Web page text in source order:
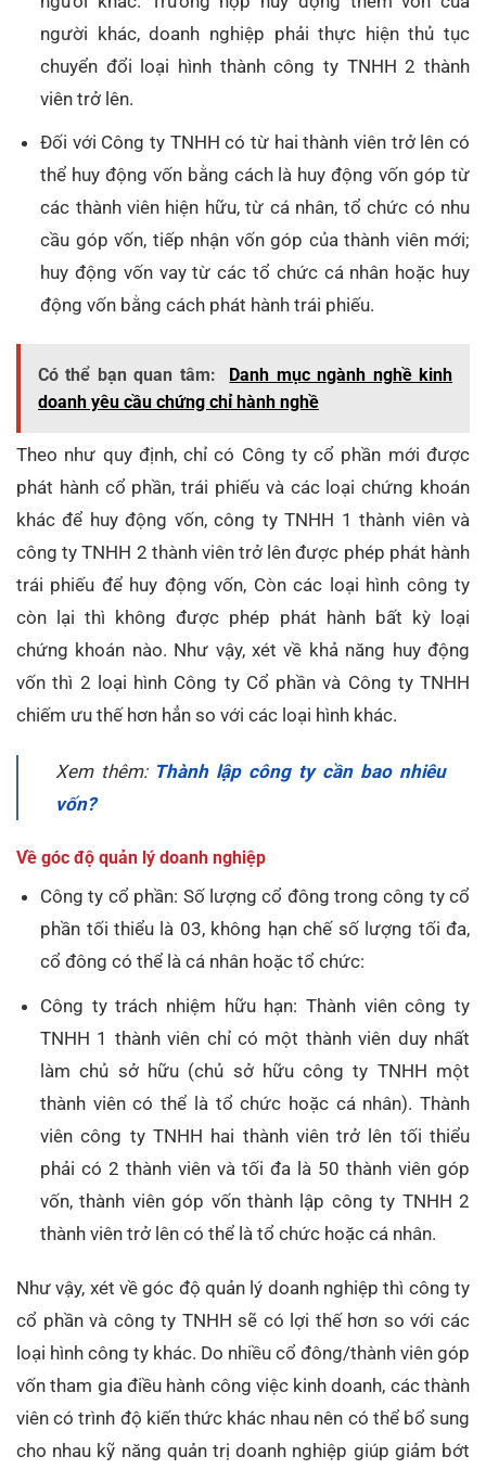
người khác, doanh nghiệp phải thực hiện thủ tục
chuyển đổi loại hình thành công ty TNHH 2 thành
viên trở lên.
Đối với Công ty TNHH có từ hai thành viên trở lên có
thể huy động vốn bằng cách là huy động vốn góp từ
các thành viên hiện hữu, từ cá nhân, tổ chức có nhu
cầu góp vốn, tiếp nhận vốn góp của thành viên mới;
huy động vốn vay từ các tổ chức cá nhân hoặc huy
động vốn bằng cách phát hành trái phiếu.
Có thể bạn quan tâm:
Danh mục ngành nghề kinh
doanh yêu cầu chứng chỉ hành nghề
Theo như quy định, chỉ có Công ty cổ phần mới được
phát hành cổ phần, trái phiếu và các loại chứng khoán
khác để huy động vốn, công ty TNHH 1 thành viên và
công ty TNHH 2 thành viên trở lên được phép phát hành
trái phiếu để huy động vốn, Còn các loại hình công ty
còn lại thì không được phép phát hành bất kỳ loại
chứng khoán nào. Như vậy, xét về khả năng huy động
vốn thì 2 loại hình Công ty Cổ phần và Công ty TNHH
chiếm ưu thế hơn hẳn so với các loại hình khác.
Xem thêm: Thành lập công ty cần bao nhiêu
vốn?
Về góc độ quản lý doanh nghiệp
Công ty cổ phần: Số lượng cổ đông trong công ty cổ
phần tối thiểu là 03, không hạn chế số lượng tối đa,
cổ đông có thể là cá nhân hoặc tổ chức:
Công ty trách nhiệm hữu hạn: Thành viên công ty
TNHH 1 thành viên chỉ có một thành viên duy nhất
làm chủ sở hữu (chủ sở hữu công ty TNHH một
thành viên có thể là tổ chức hoặc cá nhân). Thành
viên công ty TNHH hai thành viên trở lên tối thiểu
phải có 2 thành viên và tối đa là 50 thành viên góp
vốn, thành viên góp vốn thành lập công ty TNHH 2
thành viên trở lên có thể là tổ chức hoặc cá nhân.
Như vậy, xét về góc độ quản lý doanh nghiệp thì công ty
cổ phần và công ty TNHH sẽ có lợi thế hơn so với các
loại hình công ty khác. Do nhiều cổ đông/thành viên góp
vốn tham gia điều hành công việc kinh doanh, các thành
viên có trình độ kiến thức khác nhau nên có thể bổ sung
cho nhau kỹ năng quản trị doanh nghiệp giúp giảm bớt